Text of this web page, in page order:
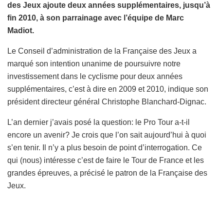
des Jeux ajoute deux années supplémentaires, jusqu’à
fin 2010, à son parrainage avec l’équipe de Marc
Madiot.
Le Conseil d’administration de la Française des Jeux a
marqué son intention unanime de poursuivre notre
investissement dans le cyclisme pour deux années
supplémentaires, c’est à dire en 2009 et 2010, indique son
président directeur général Christophe Blanchard-Dignac.
L’an dernier j’avais posé la question: le Pro Tour a-t-il
encore un avenir? Je crois que l’on sait aujourd’hui à quoi
s’en tenir. Il n’y a plus besoin de point d’interrogation. Ce
qui (nous) intéresse c’est de faire le Tour de France et les
grandes épreuves, a précisé le patron de la Française des
Jeux.